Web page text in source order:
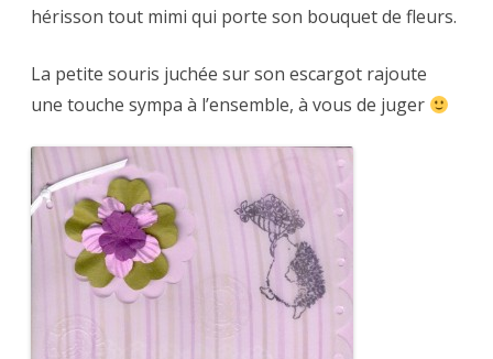
hérisson tout mimi qui porte son bouquet de fleurs.
La petite souris juchée sur son escargot rajoute
une touche sympa à l’ensemble, à vous de juger